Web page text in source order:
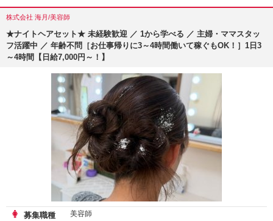
株式会社 海月/美容師
★ナイトヘアセット★ 未経験歓迎 ／ 1から学べる ／ 主婦・ママスタッ
フ活躍中 ／ 年齢不問［お仕事帰りに3～4時間働いて稼ぐもOK！］1日3
～4時間【日給7,000円～！】
募集職種 美容師